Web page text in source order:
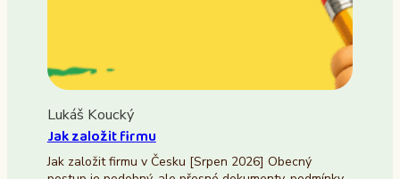
Lukáš Koucký
Jak založit firmu
Jak založit firmu v Česku [Srpen 2026] Obecný